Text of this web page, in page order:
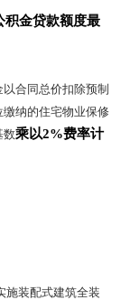
积金贷款额度最
合同总价扣除预制
缴纳的住宅物业保修
数乘以2%费率计
施装配式建筑全装